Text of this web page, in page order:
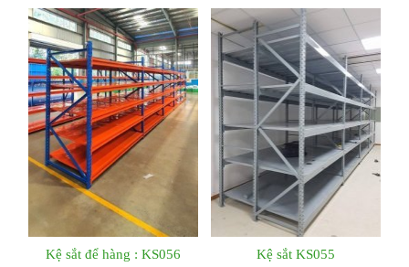
Kệ sắt để hàng : KS056 Kệ sắt KS055